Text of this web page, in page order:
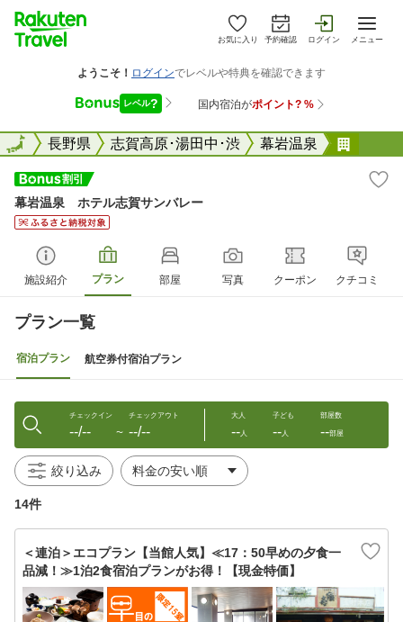
お気に入り 予約確認 ログイン メニュー
全国長野県 志賀高原･湯田中･渋 幕岩温泉
全国
幕岩温泉 ホテル志賀サンバレー
施設紹介 プラン 部屋 写真 クーポン クチコミ
プラン一覧
宿泊プラン 航空券付宿泊プラン
チェックイン
--/-- 〜
チェックアウト
--/--
大人
--人
子ども
--人
部屋数
--部屋
絞り込み
14件
＜連泊＞エコプラン【当館人気】≪17：50早めの夕食一
品減！≫1泊2食宿泊プランがお得！【現金特価】